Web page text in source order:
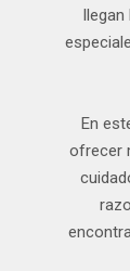
En
ofrecer